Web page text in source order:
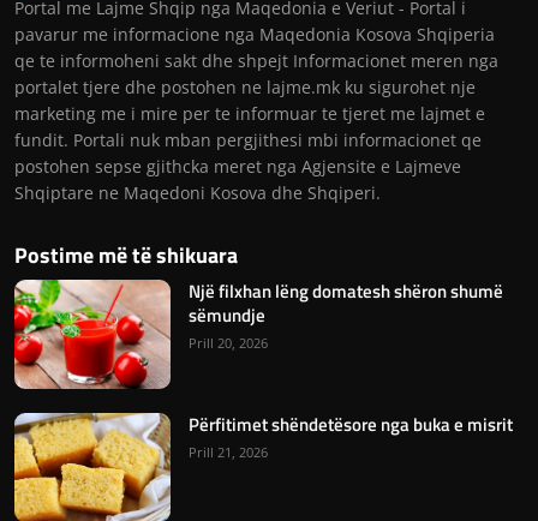
Portal me Lajme Shqip nga Maqedonia e Veriut - Portal i
pavarur me informacione nga Maqedonia Kosova Shqiperia
qe te informoheni sakt dhe shpejt Informacionet meren nga
portalet tjere dhe postohen ne lajme.mk ku sigurohet nje
marketing me i mire per te informuar te tjeret me lajmet e
fundit. Portali nuk mban pergjithesi mbi informacionet qe
postohen sepse gjithcka meret nga Agjensite e Lajmeve
Shqiptare ne Maqedoni Kosova dhe Shqiperi.
Postime më të shikuara
Një filxhan lëng domatesh shëron shumë
sëmundje
Prill 20, 2026
Përfitimet shëndetësore nga buka e misrit
Prill 21, 2026